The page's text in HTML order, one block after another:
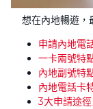
想在內地暢遊，
申請內地電
一卡兩號特
內地副號特
內地電話卡
3大申請途